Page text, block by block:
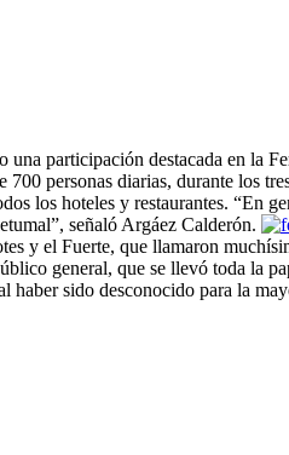
participación destacada en la
personas diarias, durante los
los hoteles y restaurantes. “En
señaló Argáez Calderón.
y el Fuerte, que llamaron
general, que se llevó toda la
haber sido desconocido para la